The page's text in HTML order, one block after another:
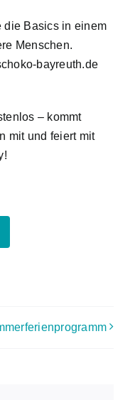
die Basics in einem
Menschen.
bayreuth.de
– kommt
mit und feiert mit